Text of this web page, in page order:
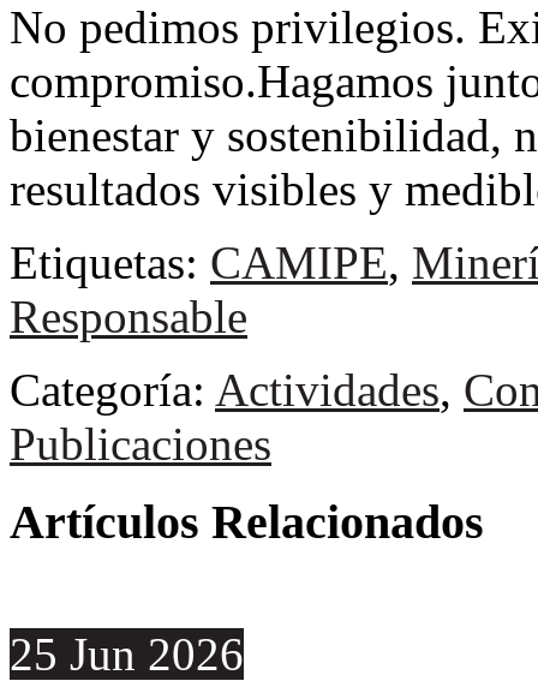
No pedimos privilegios.
compromiso.Hagamos
bienestar y sostenibilidad,
resultados visibles y
Etiquetas: CAMIPE,
Responsable
Categoría: Actividades,
Publicaciones
Artículos Relacionados
25 Jun 2026